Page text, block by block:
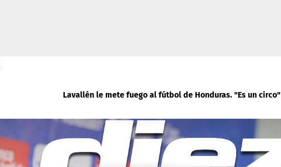
Lavallén le mete fuego al fútbol de Honduras. "Es un circo"